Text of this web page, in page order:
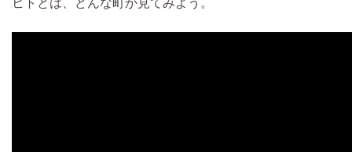
ヒトとは、どんな町か見てみよう。